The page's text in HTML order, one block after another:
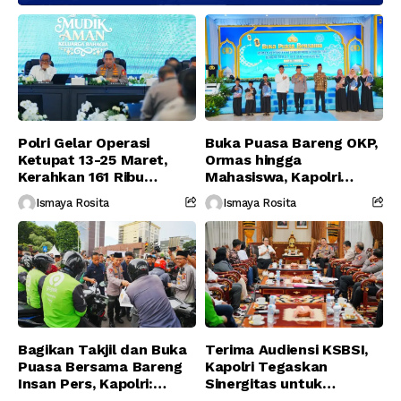
Polri Gelar Operasi
Ketupat 13-25 Maret,
Kerahkan 161 Ribu
Personel Gabungan
Ismaya Rosita
Buka Puasa Bareng OKP,
Ormas hingga
Mahasiswa, Kapolri
Serukan Jaga
Persatuan-Dukung
Program Pemerintah
Ismaya Rosita
Bagikan Takjil dan Buka
Puasa Bersama Bareng
Insan Pers, Kapolri:
Terima Audiensi KSBSI,
Kapolri Tegaskan
Sinergitas untuk